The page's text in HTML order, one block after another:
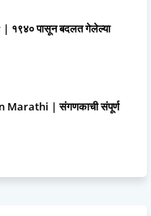
पासून बदलत गेलेल्या
| संगणकाची संपूर्ण